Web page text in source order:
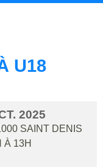
U18
2025
SAINT DENIS
À 13H